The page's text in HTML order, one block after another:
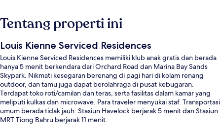
Tentang properti ini
Louis Kienne Serviced Residences
Louis Kienne Serviced Residences memiliki klub anak gratis dan berada
hanya 5 menit berkendara dari Orchard Road dan Marina Bay Sands
Skypark. Nikmati kesegaran berenang di pagi hari di kolam renang
outdoor, dan tamu juga dapat berolahraga di pusat kebugaran.
Terdapat toko roti/camilan dan teras, serta fasilitas dalam kamar yang
meliputi kulkas dan microwave. Para traveler menyukai staf. Transportasi
umum berada tidak jauh: Stasiun Havelock berjarak 5 menit dan Stasiun
MRT Tiong Bahru berjarak 11 menit.